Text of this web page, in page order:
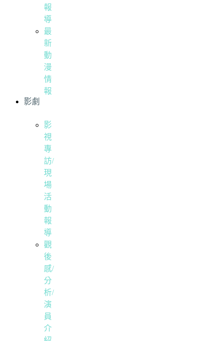
報
導
最
新
動
漫
情
報
影劇
影
視
專
訪/
現
場
活
動
報
導
觀
後
感/
分
析/
演
員
介